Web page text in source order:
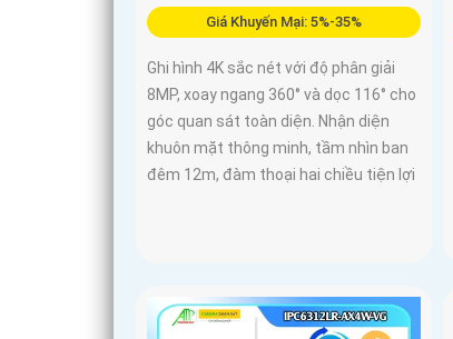
Giá Khuyến Mại: 5%-35%
Ghi hình 4K sắc nét với độ phân giải
8MP, xoay ngang 360° và dọc 116° cho
góc quan sát toàn diện. Nhận diện
khuôn mặt thông minh, tầm nhìn ban
đêm 12m, đàm thoại hai chiều tiện lợi